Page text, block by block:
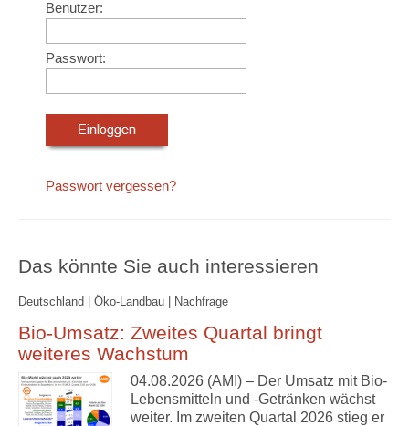
Benutzer:
Passwort:
Passwort vergessen?
Das könnte Sie auch interessieren
Deutschland | Öko-Landbau | Nachfrage
Bio-Umsatz: Zweites Quartal bringt
weiteres Wachstum
04.08.2026 (AMI) – Der Umsatz mit Bio-
Lebensmitteln und -Getränken wächst
weiter. Im zweiten Quartal 2026 stieg er